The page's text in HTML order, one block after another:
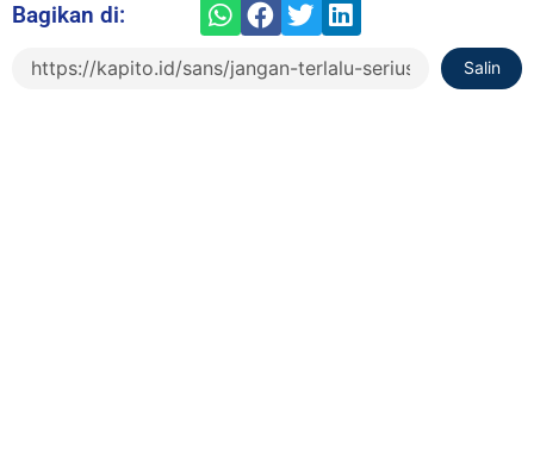
Bagikan di:
Salin